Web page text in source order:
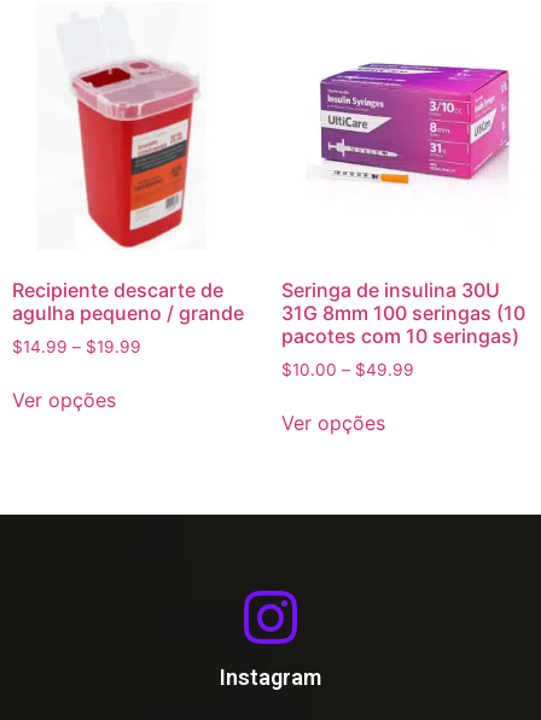
Recipiente descarte de
agulha pequeno / grande
$14.99 – $19.99
Ver opções
Seringa de insulina 30U
31G 8mm 100 seringas (10
pacotes com 10 seringas)
$10.00 – $49.99
Ver opções
Instagram